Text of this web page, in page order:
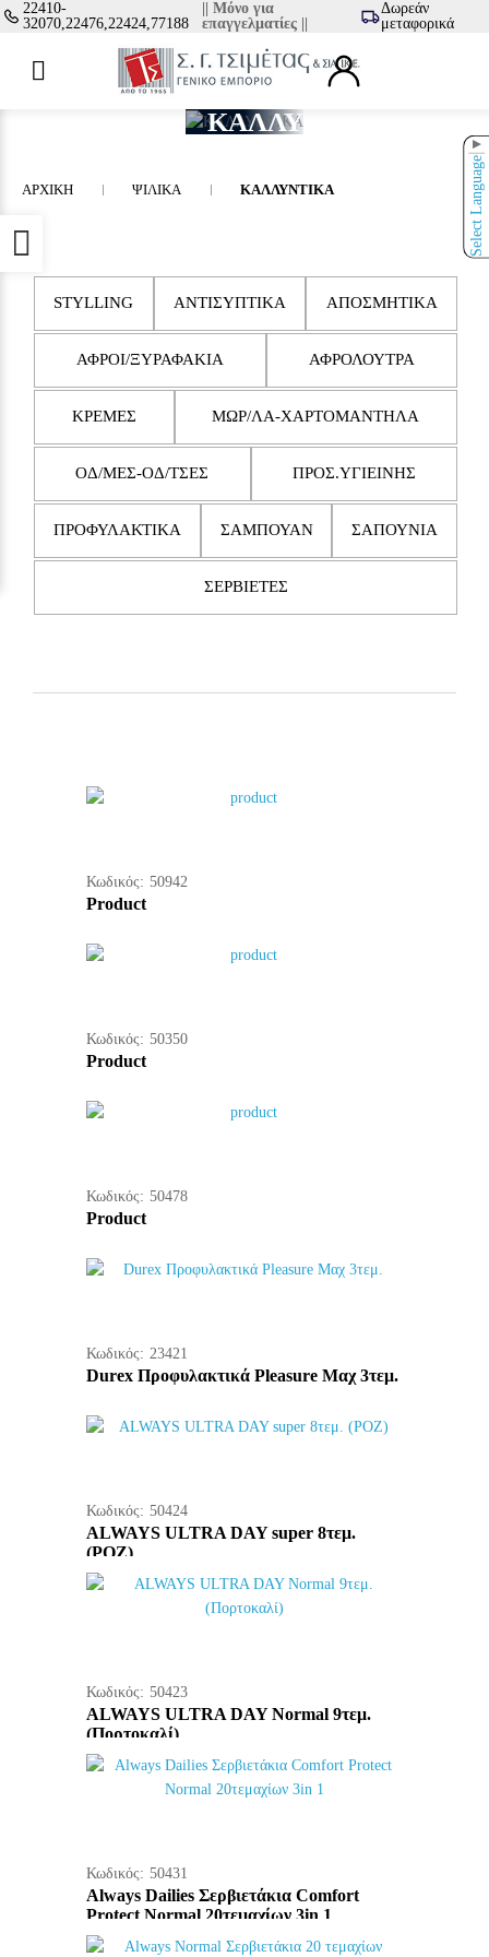
Select Language
▼
22410-
32070,22476,22424,77188
|| Μόνο για
επαγγελματίες ||
Δωρεάν
μεταφορικά
ΚΑΛΛΥΝΤΙΚΑ
ΑΡΧΙΚΉ ΨΙΛΙΚΑ ΚΑΛΛΥΝΤΙΚΑ
STYLLING ΑΝΤΙΣΥΠΤΙΚΑ ΑΠΟΣΜΗΤΙΚΑ
ΑΦΡΟΙ/ΞΥΡΑΦΑΚΙΑ ΑΦΡΟΛΟΥΤΡΑ
ΚΡΕΜΕΣ ΜΩΡ/ΛΑ-ΧΑΡΤΟΜΑΝΤΗΛΑ
ΟΔ/ΜΕΣ-ΟΔ/ΤΣΕΣ ΠΡΟΣ.ΥΓΙΕΙΝΗΣ
ΠΡΟΦΥΛΑΚΤΙΚΑ ΣΑΜΠΟΥΑΝ ΣΑΠΟΥΝΙΑ
ΣΕΡΒΙΕΤΕΣ
Κωδικός: 50942
Product
Κωδικός: 50350
Product
Κωδικός: 50478
Product
Κωδικός: 23421
Durex Προφυλακτικά Pleasure Mαχ 3τεμ.
Κωδικός: 50424
ALWAYS ULTRA DAY super 8τεμ.
(ΡΟΖ)
Κωδικός: 50423
ALWAYS ULTRA DAY Normal 9τεμ.
(Πορτοκαλί)
Κωδικός: 50431
Always Dailies Σερβιετάκια Comfort
Protect Normal 20τεμαχίων 3in 1
Προσβασιμότητα